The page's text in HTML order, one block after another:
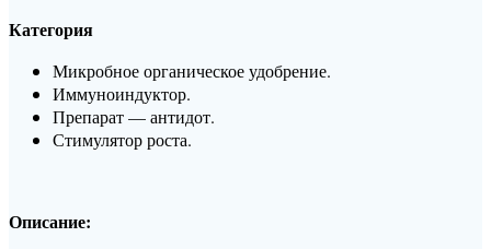
Категория
Микробное органическое удобрение.
Иммуноиндуктор.
Препарат — антидот.
Стимулятор роста.
Описание: